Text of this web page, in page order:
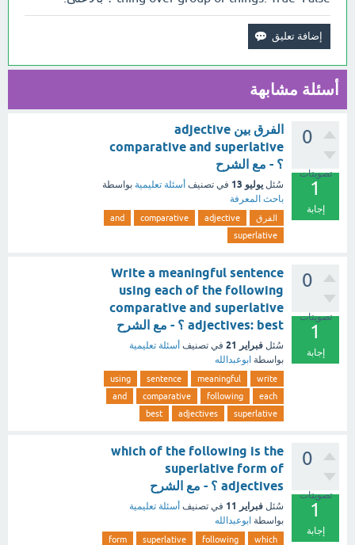
أسئلة مشابهة
0
تصويتات
1
إجابة
الفرق بين adjective
comparative and superlative
؟ - مع الشرح
سُئل يوليو 13 في تصنيف أسئلة تعليمية بواسطة
باحث المعرفة
الفرق adjective
comparative
and
superlative
0
تصويتات
1
إجابة
Write a meaningful sentence
using each of the following
comparative and superlative
adjectives: best ؟ - مع الشرح
سُئل فبراير 21 في تصنيف أسئلة تعليمية
بواسطة ابوعبدالله
write
meaningful
sentence
using
each
following
comparative
and
superlative
adjectives
best
0
تصويتات
1
إجابة
which of the following is the
superlative form of
adjectives ؟ - مع الشرح
سُئل فبراير 11 في تصنيف أسئلة تعليمية
بواسطة ابوعبدالله
which
following
superlative
form